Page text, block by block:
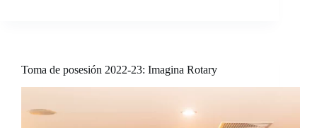
Toma de posesión 2022-23: Imagina Rotary